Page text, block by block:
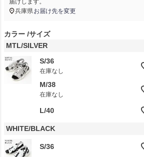
届けします。
兵庫県お届け先を変更
カラー サイズ
MTL/SILVER
S/36
在庫なし
M/38
在庫なし
L/40
WHITE/BLACK
S/36